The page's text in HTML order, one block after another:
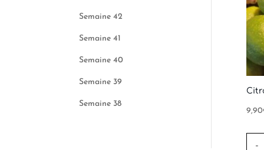
Semaine 42
Semaine 41
Semaine 40
Semaine 39
Semaine 38
9,90